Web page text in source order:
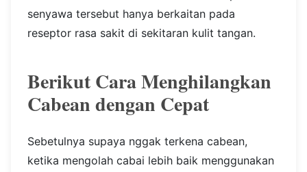
senyawa tersebut hanya berkaitan pada
reseptor rasa sakit di sekitaran kulit tangan.
Berikut Cara Menghilangkan
Cabean dengan Cepat
Sebetulnya supaya nggak terkena cabean,
ketika mengolah cabai lebih baik menggunakan